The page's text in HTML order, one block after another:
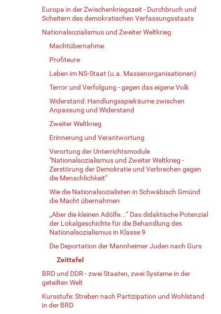
Europa in der Zwischenkriegszeit - Durchbruch und
Scheitern des demokratischen Verfassungsstaats
Nationalsozialismus und Zweiter Weltkrieg
Machtübernahme
Profiteure
Leben im NS-Staat (u.a. Massenorganisationen)
Terror und Verfolgung - gegen das eigene Volk
Widerstand: Handlungsspielräume zwischen
Anpassung und Widerstand
Zweiter Weltkrieg
Erinnerung und Verantwortung
Verortung der Unterrichtsmodule
"Nationalsozialismus und Zweiter Weltkrieg -
Zerstörung der Demokratie und Verbrechen gegen
die Menschlichkeit"
Wie die Nationalsozialisten in Schwäbisch Gmünd
die Macht übernahmen
„Aber die kleinen Adölfe...“ Das didaktische Potenzial
der Lokalgeschichte für die Behandlung des
Nationalsozialismus in Klasse 9
Die Deportation der Mannheimer Juden nach Gurs
Zeittafel
BRD und DDR - zwei Staaten, zwei Systeme in der
geteilten Welt
Kursstufe: Streben nach Partizipation und Wohlstand
in der BRD